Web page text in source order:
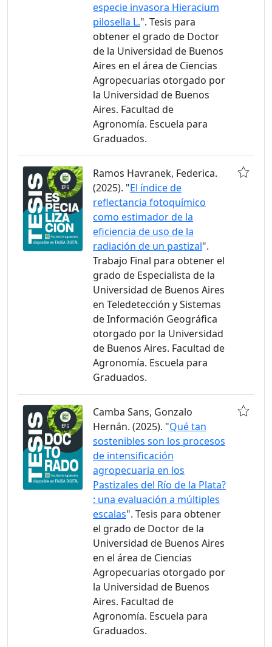
especie invasora Hieracium
pilosella L.". Tesis para
obtener el grado de Doctor
de la Universidad de Buenos
Aires en el área de Ciencias
Agropecuarias otorgado por
la Universidad de Buenos
Aires. Facultad de
Agronomía. Escuela para
Graduados.
Ramos Havranek, Federica.
(2025). "El índice de
reflectancia fotoquímico
como estimador de la
eficiencia de uso de la
radiación de un pastizal".
Trabajo Final para obtener el
grado de Especialista de la
Universidad de Buenos Aires
en Teledetección y Sistemas
de Información Geográfica
otorgado por la Universidad
de Buenos Aires. Facultad de
Agronomía. Escuela para
Graduados.
Camba Sans, Gonzalo
Hernán. (2025). "Qué tan
sostenibles son los procesos
de intensificación
agropecuaria en los
Pastizales del Río de la Plata?
: una evaluación a múltiples
escalas". Tesis para obtener
el grado de Doctor de la
Universidad de Buenos Aires
en el área de Ciencias
Agropecuarias otorgado por
la Universidad de Buenos
Aires. Facultad de
Agronomía. Escuela para
Graduados.